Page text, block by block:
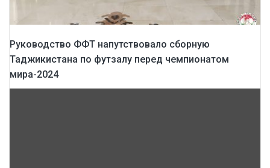
Руководство ФФТ напутствовало сборную
Таджикистана по футзалу перед чемпионатом
мира-2024